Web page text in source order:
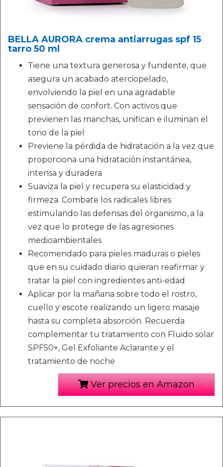
BELLA AURORA crema antiarrugas spf 15
tarro 50 ml
Tiene una textura generosa y fundente, que
asegura un acabado aterciopelado,
envolviendo la piel en una agradable
sensación de confort. Con activos que
previenen las manchas, unifican e iluminan el
tono de la piel
Previene la pérdida de hidratación a la vez que
proporciona una hidratación instantánea,
intensa y duradera
Suaviza la piel y recupera su elasticidad y
firmeza. Combate los radicales libres
estimulando las defensas del organismo, a la
vez que lo protege de las agresiones
medioambientales
Recomendado para pieles maduras o pieles
que en su cuidado diario quieran reafirmar y
tratar la piel con ingredientes anti-edad
Aplicar por la mañana sobre todo el rostro,
cuello y escote realizando un ligero masaje
hasta su completa absorción. Recuerda
complementar tu tratamiento con Fluido solar
SPF50+, Gel Exfoliante Aclarante y el
tratamiento de noche
Ver precios en Amazon